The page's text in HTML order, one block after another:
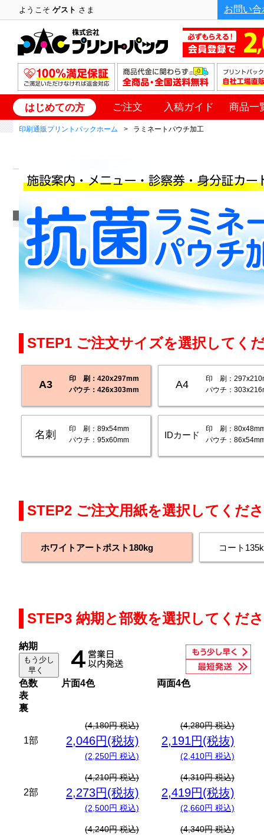
ようこそゲスト さま お問い合
はじめての方 ご注文 入稿ガイド 商品一
印刷通販プリントパックホーム ラミネートパウチ加工
STEP1 ご注文サイズを選択してく
A3
印 刷：420x297mm
パウチ：426x303mm
A4
印 刷：
パウチ：
名刺
印 刷：89x54mm
パウチ：95x60mm
IDカード
印 刷：
パウチ：
STEP2 ご注文用紙を選択してくだ
ホワイトアートポスト180kg コート
STEP3 納期と部数を選択してくだ
納期
もう少し
早く
色数 片面4色
両面4色
表
裏
1部
(4,180円 税込)
2,046円(税抜)
(2,250円 税込)
(4,280円 税込)
2,191円(税抜)
(2,410円 税込)
2部
(4,210円 税込)
2,273円(税抜)
(2,500円 税込)
(4,310円 税込)
2,419円(税抜)
(2,660円 税込)
(4,240円 税込) (4,340円 税込)